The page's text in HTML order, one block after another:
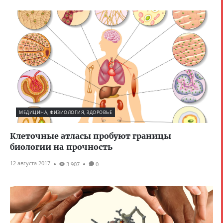
МЕДИЦИНА, ФИЗИОЛОГИЯ, ЗДОРОВЬЕ
Клеточные атласы пробуют границы
биологии на прочность
12 августа 2017 3 907 0